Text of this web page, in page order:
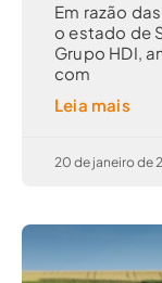
Em razão
o estado de
Grupo HDI,
com
Leia mais
20 de janeiro de